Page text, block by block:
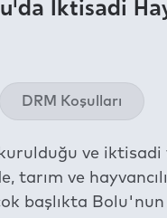
DRM Koşulları
ve iktisadi
tarım ve
başlıkta